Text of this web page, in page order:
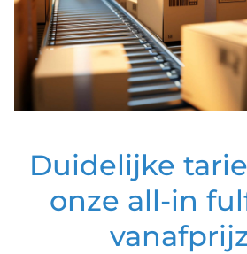
Duidelijke
onze all-in